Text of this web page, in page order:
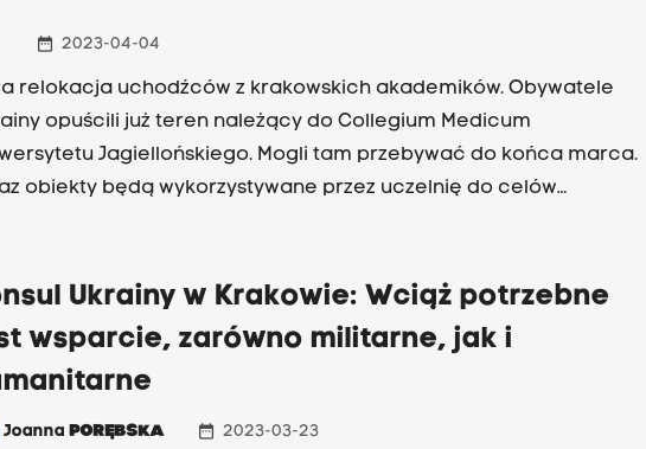
date_range 2023-04-04
relokacja uchodźców z krakowskich akademików. Obywatele
opuścili już teren należący do Collegium Medicum
Jagiellońskiego. Mogli tam przebywać do końca marca.
obiekty będą wykorzystywane przez uczelnię do celów
Ukrainy w Krakowie: Wciąż potrzebne
wsparcie, zarówno militarne, jak i
JoannaPORĘBSKA date_range 2023-03-23